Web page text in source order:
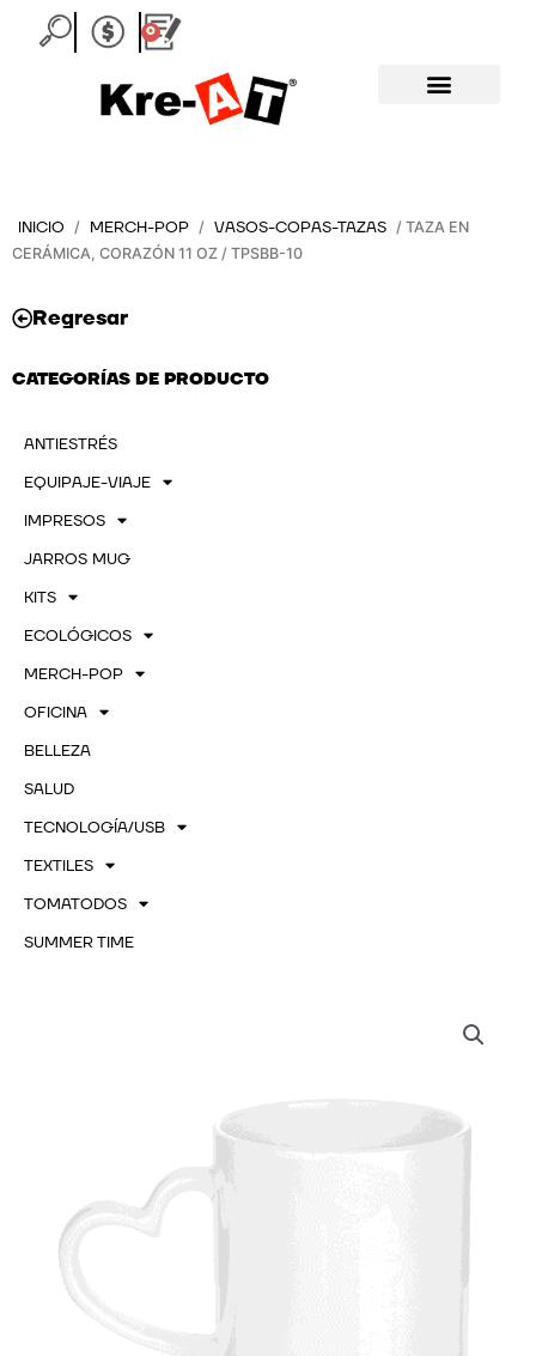
0
Carrito
INICIO / MERCH-POP / VASOS-COPAS-TAZAS / TAZA EN
CERÁMICA, CORAZÓN 11 OZ / TPSBB-10
Regresar
CATEGORÍAS DE PRODUCTO
ANTIESTRÉS
EQUIPAJE-VIAJE
IMPRESOS
JARROS MUG
KITS
ECOLÓGICOS
MERCH-POP
OFICINA
BELLEZA
SALUD
TECNOLOGÍA/USB
TEXTILES
TOMATODOS
SUMMER TIME